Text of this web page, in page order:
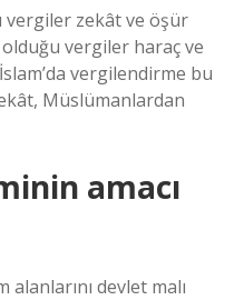
vergiler zekât ve öşür
vergiler haraç ve
vergilendirme bu
Müslümanlardan
amacı
alanlarını devlet malı